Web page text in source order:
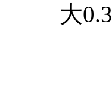
大0.3